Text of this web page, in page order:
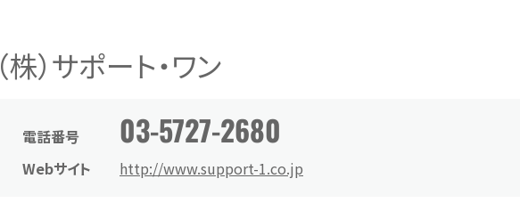
（株）サポート・ワン
電話番号 03-5727-2680
Webサイト http://www.support-1.co.jp